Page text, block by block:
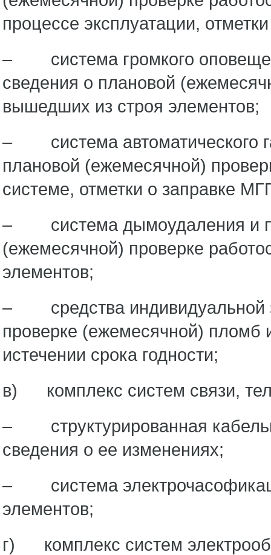
процессе эксплуатации,
– система громкого
сведения о плановой
вышедших из строя элементов;
– система автоматического
плановой (ежемесячной)
системе, отметки о заправке
– система дымоудаления и
(ежемесячной) проверке
элементов;
– средства индивидуальной
проверке (ежемесячной) пломб
истечении срока годности;
в) комплекс систем связи,
– структурированная
сведения о ее изменениях;
– система
элементов;
г) комплекс систем